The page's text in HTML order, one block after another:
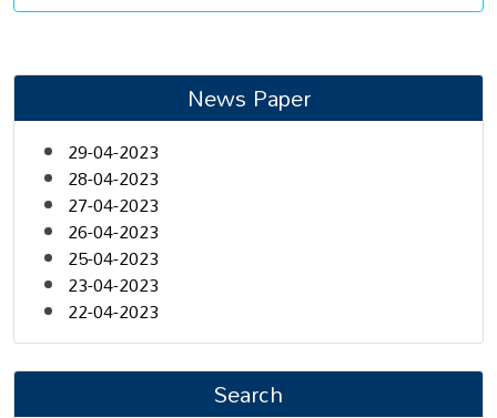
News Paper
29-04-2023
28-04-2023
27-04-2023
26-04-2023
25-04-2023
23-04-2023
22-04-2023
Search